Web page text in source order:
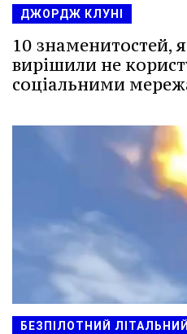
ДЖОРДЖ КЛУНІ
10 знаменитостей,
вирішили не
соціальними
БЕЗПІЛОТНИЙ